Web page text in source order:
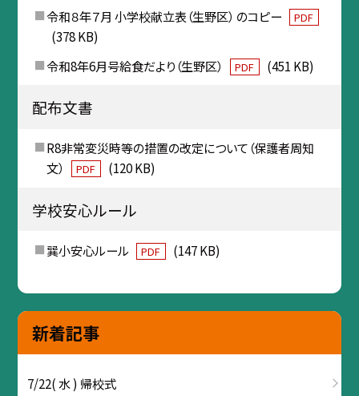
令和８年７月 小学校献立表（生野区） のコピー
PDF
(378 KB)
令和8年6月号給食だより（生野区）
PDF (451 KB)
配布文書
R8非常変災時等の措置の改定について（保護者周知
文）
PDF (120 KB)
学校安心ルール
巽小安心ルール PDF (147 KB)
新着記事
7/22( 水 ) 帰校式